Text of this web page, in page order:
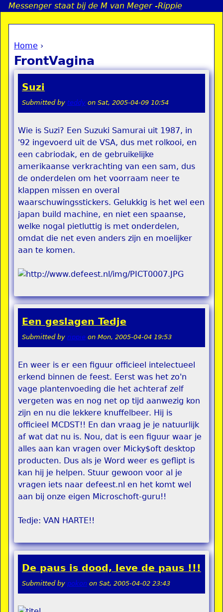
Jump to navigation
Messenger staat bij de M van Meger -Rippie
You are here
Home ›
FrontVagina
Suzi
Submitted by teddy on Sat, 2005-04-09 10:54
Wie is Suzi? Een Suzuki Samurai uit 1987, in
'92 ingevoerd uit de VSA, dus met rolkooi, en
een cabriodak, en de gebruikelijke
amerikaanse verkrachting van een sam, dus
de onderdelen om het voorraam neer te
klappen missen en overal
waarschuwingsstickers. Gelukkig is het wel een
japan build machine, en niet een spaanse,
welke nogal pietluttig is met onderdelen,
omdat die net even anders zijn en moelijker
aan te komen.
Een geslagen Tedje
Submitted by rippie on Mon, 2005-04-04 19:53
En weer is er een figuur officieel intelectueel
erkend binnen de feest. Eerst was het zo'n
vage plantenvoeding die het achteraf zelf
vergeten was en nog net op tijd aanwezig kon
zijn en nu die lekkere knuffelbeer. Hij is
officieel MCDST!! En dan vraag je je natuurlijk
af wat dat nu is. Nou, dat is een figuur waar je
alles aan kan vragen over Micky$oft desktop
producten. Dus als je Word weer es geflipt is
kan hij je helpen. Stuur gewoon voor al je
vragen iets naar defeest.nl en het komt wel
aan bij onze eigen Microschoft-guru!!
Tedje: VAN HARTE!!
De paus is dood, leve de paus !!!
Submitted by pokon on Sat, 2005-04-02 23:43